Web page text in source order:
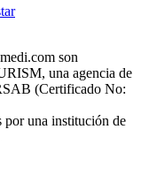
son
una agencia de
(Certificado No:
por una institución de